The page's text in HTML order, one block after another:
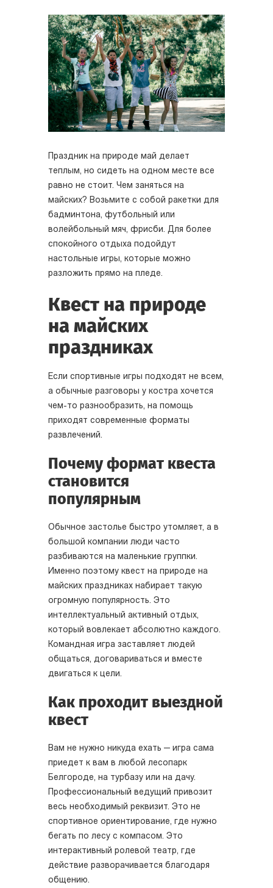
Праздник на природе май делает
теплым, но сидеть на одном месте все
равно не стоит. Чем заняться на
майских? Возьмите с собой ракетки для
бадминтона, футбольный или
волейбольный мяч, фрисби. Для более
спокойного отдыха подойдут
настольные игры, которые можно
разложить прямо на пледе.
Квест на природе
на майских
праздниках
Если спортивные игры подходят не всем,
а обычные разговоры у костра хочется
чем-то разнообразить, на помощь
приходят современные форматы
развлечений.
Почему формат квеста
становится
популярным
Обычное застолье быстро утомляет, а в
большой компании люди часто
разбиваются на маленькие группки.
Именно поэтому квест на природе на
майских праздниках набирает такую
огромную популярность. Это
интеллектуальный активный отдых,
который вовлекает абсолютно каждого.
Командная игра заставляет людей
общаться, договариваться и вместе
двигаться к цели.
Как проходит выездной
квест
Вам не нужно никуда ехать — игра сама
приедет к вам в любой лесопарк
Белгороде, на турбазу или на дачу.
Профессиональный ведущий привозит
весь необходимый реквизит. Это не
спортивное ориентирование, где нужно
бегать по лесу с компасом. Это
интерактивный ролевой театр, где
действие разворачивается благодаря
общению.